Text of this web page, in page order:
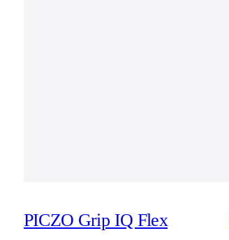
PICZO Grip IQ Flex